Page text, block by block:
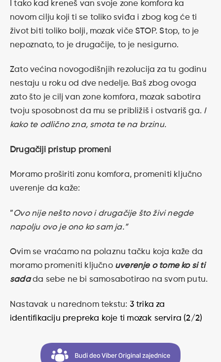
I tako kad kreneš van svoje zone komfora ka
novom cilju koji ti se toliko sviđa i zbog kog će ti
život biti toliko bolji, mozak viče STOP. Stop, to je
nepoznato, to je drugačije, to je nesigurno.
Zato većina novogodišnjih rezolucija za tu godinu
nestaju u roku od dve nedelje. Baš zbog ovoga
zato što je cilj van zone komfora, mozak sabotira
tvoju sposobnost da mu se približiš i ostvariš ga. I
kako te odlično zna, smota te na brzinu.
Drugačiji pristup promeni
Moramo proširiti zonu komfora, promeniti ključno
uverenje da kaže:
”Ovo nije nešto novo i drugačije što živi negde
napolju ovo je ono ko sam ja.”
Ovim se vraćamo na polaznu tačku koja kaže da
moramo promeniti ključno uverenje o tome ko si ti
sadada sebe ne bi samosabotirao na svom putu.
Nastavak u narednom tekstu: 3 trika za
identifikaciju prepreka koje ti mozak servira (2/2)